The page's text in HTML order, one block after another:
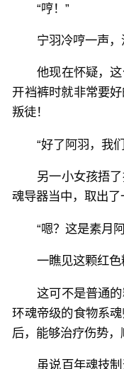
“哼！”
宁羽冷哼一声，
他现在怀疑，
开裆裤时就非常要
叛徒！
“好了阿羽，我
另一小女孩捂
魂导器当中，取出了
“嗯？这是素月
一瞧见这颗红色
这可不是普通
环魂帝级的食物系
后，能够治疗伤势，
虽说百年魂技